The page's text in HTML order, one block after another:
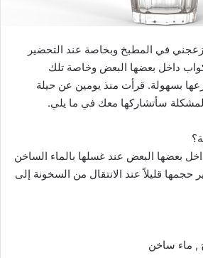
في المطبخ وبخاصة عند التحضير
داخل بعضها البعض وخاصة تلك
بسهولة. قرأت منذ يومين عن حيلة
سأتشاركها معك في ما يلي.
بعضها البعض عند غسلها بالماء الساخن
حجمها قليلاً عند الانتقال من السخونة إلى
, ماء ساخن